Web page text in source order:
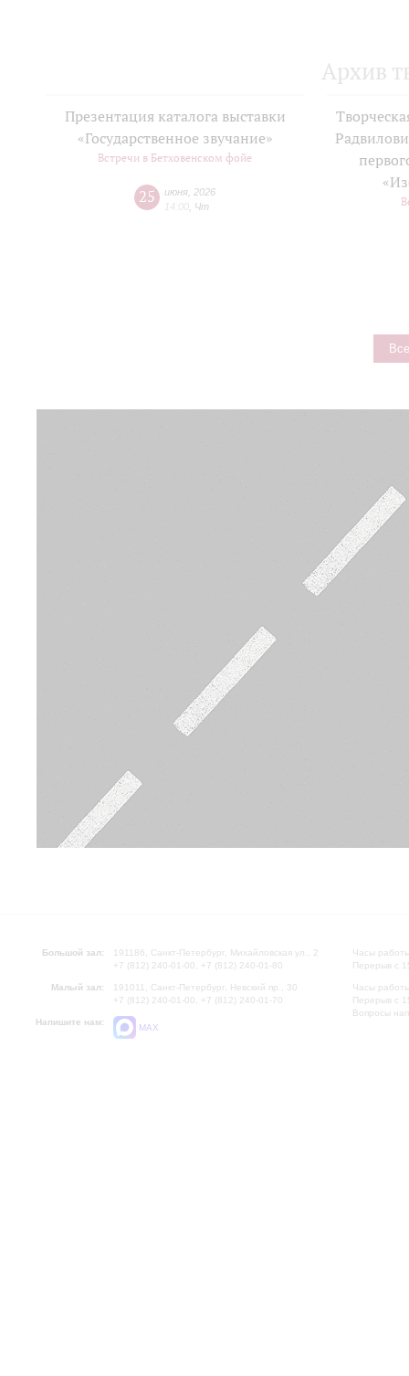
Архив
Презентация каталога выставки
«Государственное звучание»
Встречи в Бетховенском фойе
25 июня 2026
14:00 Чт
Большой зал:
191186, Санкт-Петербург, Михайловская ул., 2
+7 (812) 240-01-00, +7 (812) 240-01-80
Малый зал:
191011, Санкт-Петербург, Невский пр., 30
+7 (812) 240-01-00, +7 (812) 240-01-70
Напишите нам:
MAX
Часы
Перерыв с
Часы
Перерыв с
Вопросы